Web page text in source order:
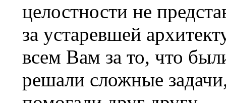
целостности не
за устаревшей
всем Вам за то, что
решали сложные